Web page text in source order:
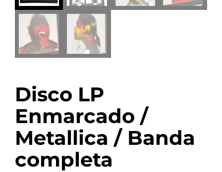
Disco LP
Enmarcado /
Metallica / Banda
completa